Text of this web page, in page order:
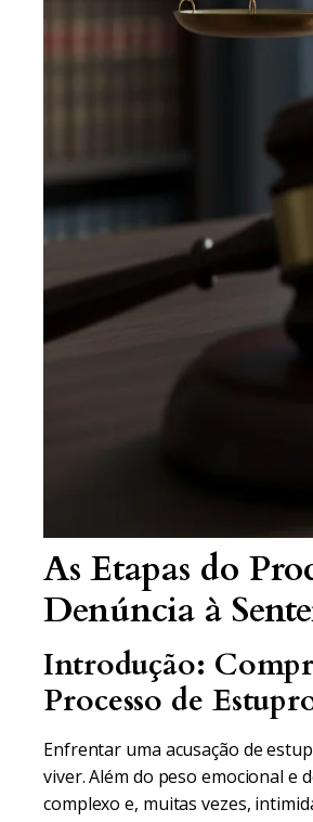
As Etapas do
Denúncia à
Introdução:
Processo de
Enfrentar uma acusação de
viver. Além do peso emocional e
complexo e, muitas vezes,